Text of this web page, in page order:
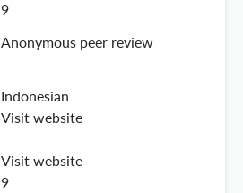
9
Anonymous peer review
Indonesian
Visit website
Visit website
9